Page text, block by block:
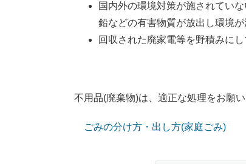
国内外の環境対策が施されてい
鉛などの有害物質が放出し環境が
回収された廃家電等を野積みに
不用品(廃棄物)は、適正な処理をお願い
ごみの分け方・出し方(家庭ごみ)